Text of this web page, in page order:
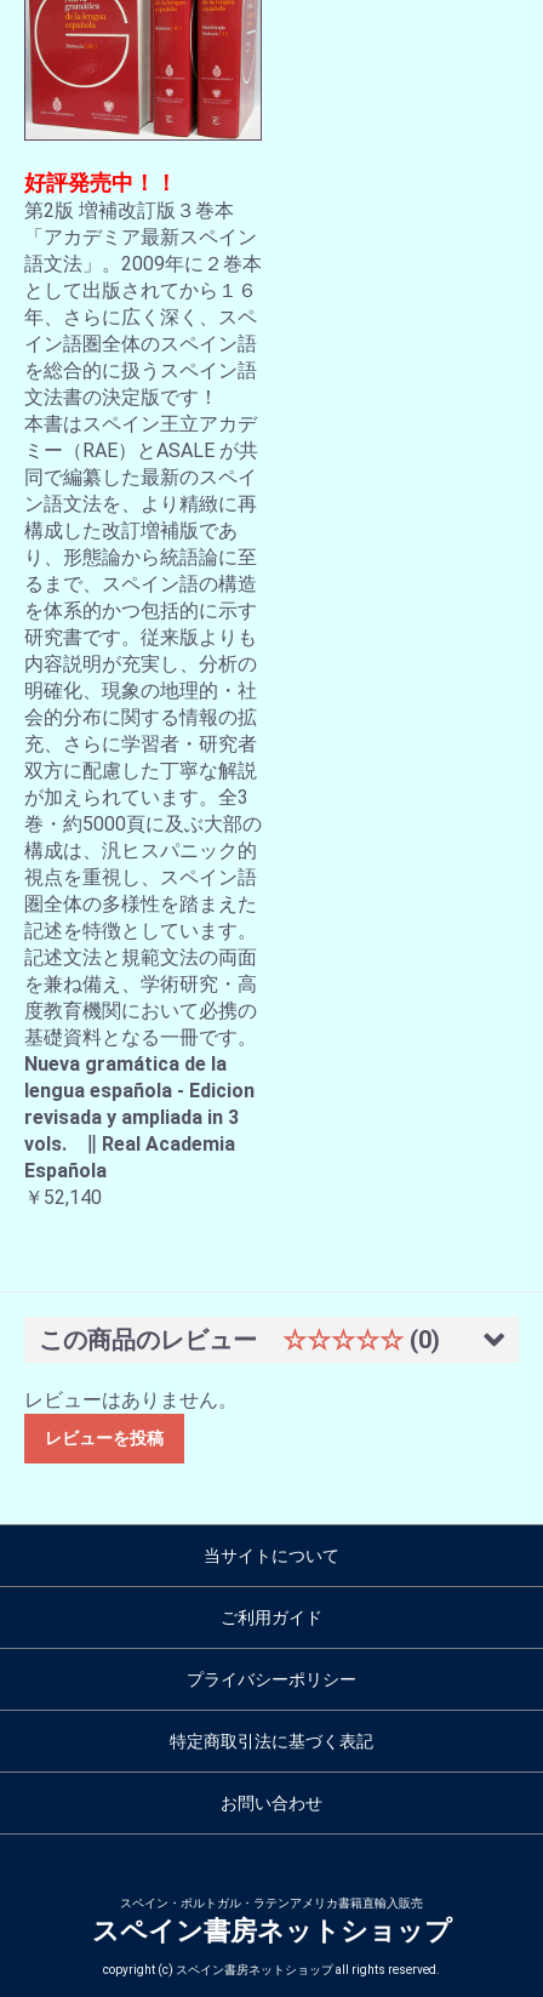
好評発売中！！
第2版 増補改訂版３巻本
「アカデミア最新スペイン
語文法」。2009年に２巻本
として出版されてから１６
年、さらに広く深く、スペ
イン語圏全体のスペイン語
を総合的に扱うスペイン語
文法書の決定版です！
本書はスペイン王立アカデ
ミー（RAE）とASALE が共
同で編纂した最新のスペイ
ン語文法を、より精緻に再
構成した改訂増補版であ
り、形態論から統語論に至
るまで、スペイン語の構造
を体系的かつ包括的に示す
研究書です。従来版よりも
内容説明が充実し、分析の
明確化、現象の地理的・社
会的分布に関する情報の拡
充、さらに学習者・研究者
双方に配慮した丁寧な解説
が加えられています。全3
巻・約5000頁に及ぶ大部の
構成は、汎ヒスパニック的
視点を重視し、スペイン語
圏全体の多様性を踏まえた
記述を特徴としています。
記述文法と規範文法の両面
を兼ね備え、学術研究・高
度教育機関において必携の
基礎資料となる一冊です。
Nueva gramática de la
lengua española - Edicion
revisada y ampliada in 3
vols. ∥ Real Academia
Española
￥52,140
この商品のレビュー ☆☆☆☆☆ (0)
レビューはありません。
レビューを投稿
当サイトについて
ご利用ガイド
プライバシーポリシー
特定商取引法に基づく表記
お問い合わせ
スペイン・ポルトガル・ラテンアメリカ書籍直輸入販売
スペイン書房ネットショップ
copyright (c) スペイン書房ネットショップ all rights reserved.